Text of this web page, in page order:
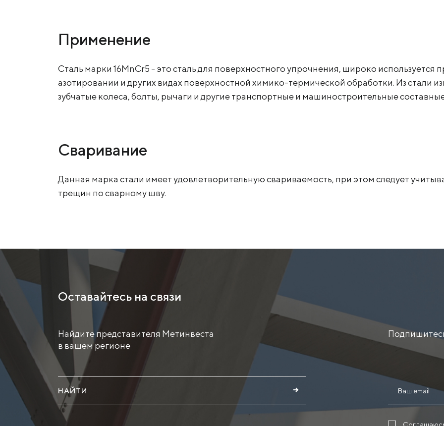
Применение
Сталь марки 16MnCr5 - это сталь для поверхностного упрочнения, широко
азотировании и других видах поверхностной химико-термической обработки. Из стали
зубчатые колеса, болты, рычаги и другие транспортные и машиностроительные
Сваривание
Данная марка стали имеет удовлетворительную свариваемость, при этом следует
трещин по сварному шву.
Оставайтесь на связи
Найдите представителя Метинвеста
в вашем регионе
НАЙТИ